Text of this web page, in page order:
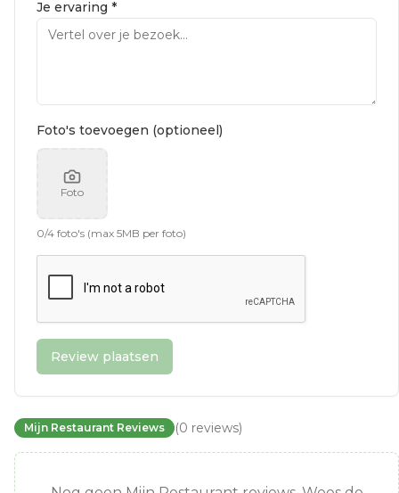
Je ervaring *
Foto's toevoegen (optioneel)
Foto
0/4 foto's (max 5MB per foto)
Review plaatsen
Mijn Restaurant Reviews (0 reviews)